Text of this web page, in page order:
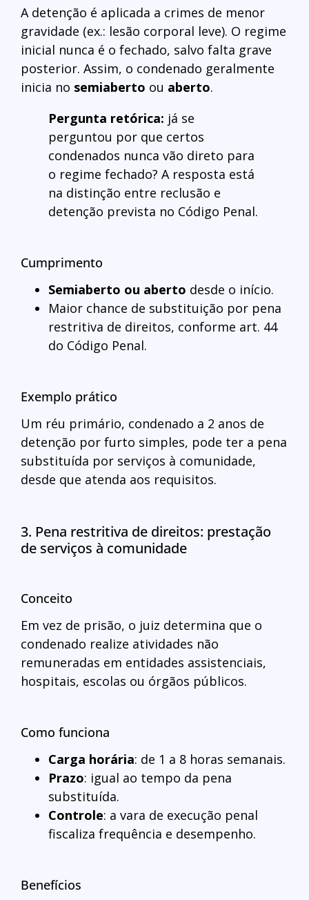
A detenção é aplicada a crimes de menor
gravidade (ex.: lesão corporal leve). O regime
inicial nunca é o fechado, salvo falta grave
posterior. Assim, o condenado geralmente
inicia no semiaberto ou aberto.
Pergunta retórica: já se
perguntou por que certos
condenados nunca vão direto para
o regime fechado? A resposta está
na distinção entre reclusão e
detenção prevista no Código Penal.
Cumprimento
Semiaberto ou aberto desde o início.
Maior chance de substituição por pena
restritiva de direitos, conforme art. 44
do Código Penal.
Exemplo prático
Um réu primário, condenado a 2 anos de
detenção por furto simples, pode ter a pena
substituída por serviços à comunidade,
desde que atenda aos requisitos.
3. Pena restritiva de direitos: prestação
de serviços à comunidade
Conceito
Em vez de prisão, o juiz determina que o
condenado realize atividades não
remuneradas em entidades assistenciais,
hospitais, escolas ou órgãos públicos.
Como funciona
Carga horária: de 1 a 8 horas semanais.
Prazo: igual ao tempo da pena
substituída.
Controle: a vara de execução penal
fiscaliza frequência e desempenho.
Benefícios